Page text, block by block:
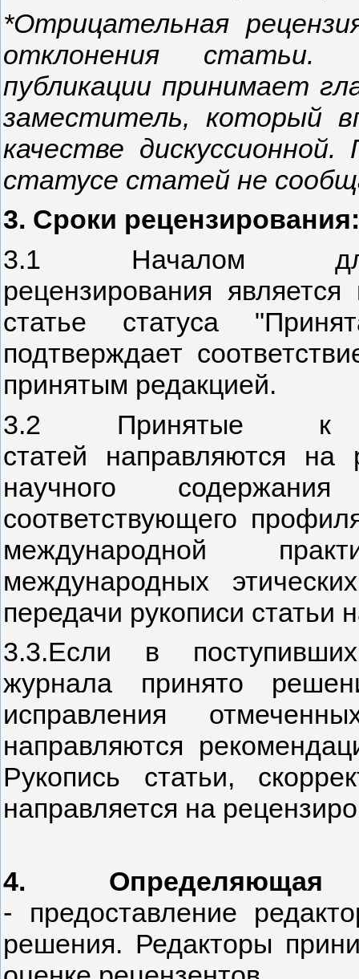
*Отрицательная
отклонения статьи.
публикации принимает
заместитель, который
качестве
статусе статей не
3. Сроки рецензирования:
3.1 Началом
рецензирования является
статье статуса
подтверждает
принятым редакцией.
3.2 Принятые к
статей направляются на
научного
соответствующего
международной
международных
передачи рукописи статьи
3.3.Если в
журнала принято
исправления
направляются
Рукопись статьи,
направляется на
4. Определяющая
- предоставление
решения. Редакторы